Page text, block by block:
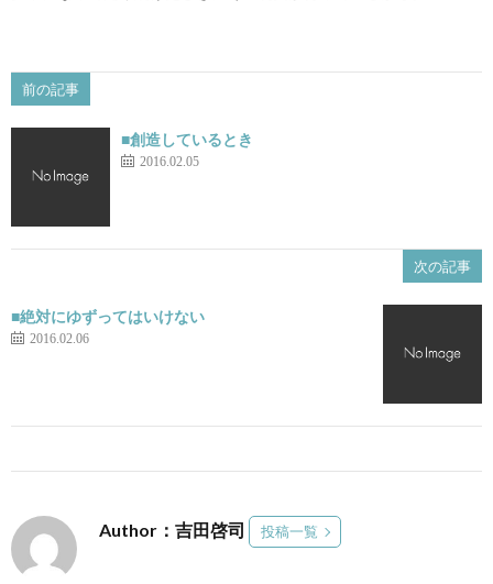
前の記事
■創造しているとき
2016.02.05
次の記事
■絶対にゆずってはいけない
2016.02.06
Author：吉田啓司 投稿一覧